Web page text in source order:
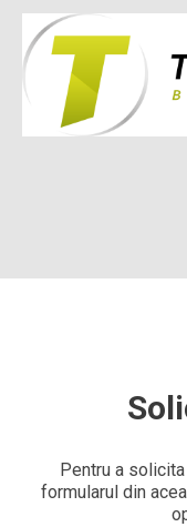
Pentru a
formularul din